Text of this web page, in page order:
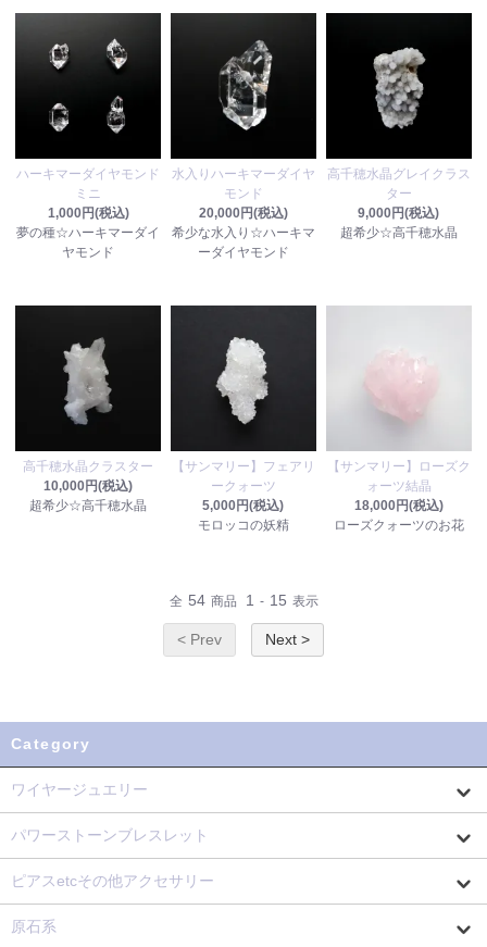
ハーキマーダイヤモンド
ミニ
1,000円(税込)
夢の種☆ハーキマーダイ
ヤモンド
水入りハーキマーダイヤ
モンド
20,000円(税込)
希少な水入り☆ハーキマ
ーダイヤモンド
高千穂水晶グレイクラス
ター
9,000円(税込)
超希少☆高千穂水晶
高千穂水晶クラスター
10,000円(税込)
超希少☆高千穂水晶
【サンマリー】フェアリ
ークォーツ
5,000円(税込)
モロッコの妖精
【サンマリー】ローズク
ォーツ結晶
18,000円(税込)
ローズクォーツのお花
全 54 商品 1 - 15 表示
< Prev Next >
Category
ワイヤージュエリー
パワーストーンブレスレット
ピアスetcその他アクセサリー
原石系